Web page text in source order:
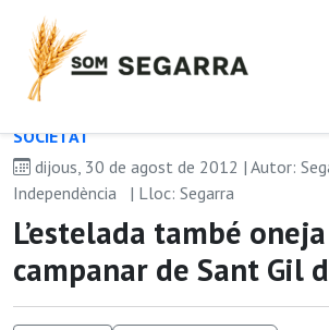
SOCIETAT
dijous, 30 de agost de 2012 | Autor:
Independència
| Lloc: Segarra
L’estelada també
campanar de Sant Gil